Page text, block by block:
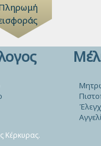
Κέρκυρας.